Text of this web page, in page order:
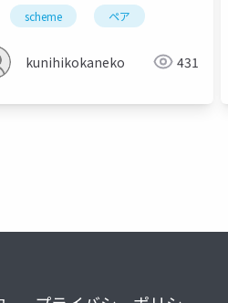
scheme ペア
kunihikokaneko 431